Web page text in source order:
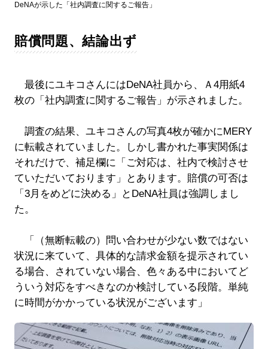
DeNAが示した「社内調査に関するご報告」
賠償問題、結論出ず
最後にユキコさんにはDeNA社員から、Ａ4用紙4
枚の「社内調査に関するご報告」が示されました。
調査の結果、ユキコさんの写真4枚が確かにMERY
に転載されていました。しかし書かれた事実関係は
それだけで、補足欄に「ご対応は、社内で検討させ
ていただいております」とあります。賠償の可否は
「3月をめどに決める」とDeNA社員は強調しまし
た。
「（無断転載の）問い合わせが少ない数ではない
状況に来ていて、具体的な請求金額を提示されてい
る場合、されていない場合、色々ある中においてど
ういう対応をすべきなのか検討している段階。単純
に時間がかかっている状況がございます」